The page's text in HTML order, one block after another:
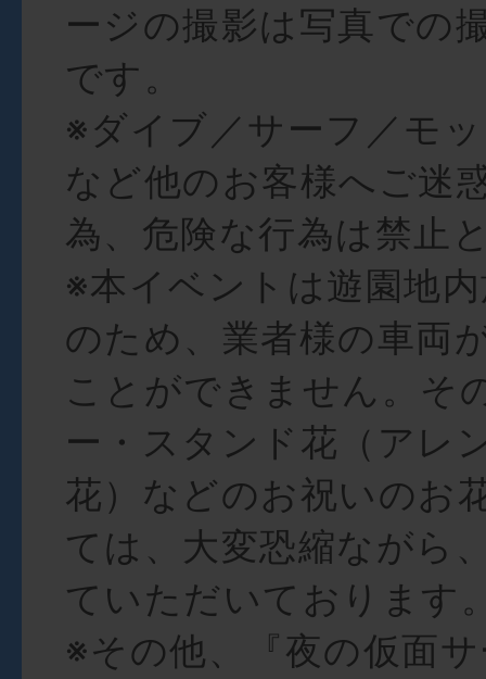
ージの撮影は写真での
です。
※ダイブ／サーフ／モ
など他のお客様へご迷
為、危険な行為は禁止
※本イベントは遊園地
のため、業者様の車両
ことができません。そ
ー・スタンド花（アレ
花）などのお祝いのお
ては、大変恐縮ながら
ていただいております
※その他、『夜の仮面